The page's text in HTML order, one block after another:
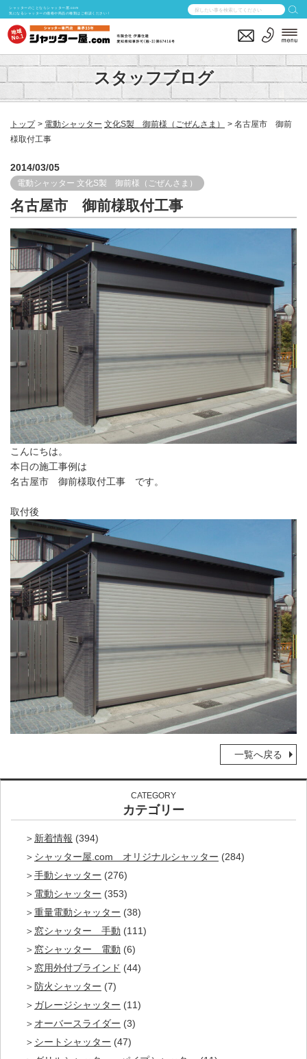
シャッターのことならシャッター屋.com
気になるシャッターの価格や商品の種類はご相談ください！
スタッフブログ
トップ 電動シャッター 文化S製 御前様（ごぜんさま）
名古屋市 御前
様取付工事
2014/03/05
電動シャッター 文化S製 御前様（ごぜんさま）
名古屋市 御前様取付工事
こんにちは。
本日の施工事例は
名古屋市 御前様取付工事 です。
取付後
一覧へ戻る
CATEGORY
カテゴリー
新着情報 (394)
シャッター屋.com オリジナルシャッター (284)
手動シャッター (276)
電動シャッター (353)
重量電動シャッター (38)
窓シャッター 手動 (111)
窓シャッター 電動 (6)
窓用外付ブラインド (44)
防火シャッター (7)
ガレージシャッター (11)
オーバースライダー (3)
シートシャッター (47)